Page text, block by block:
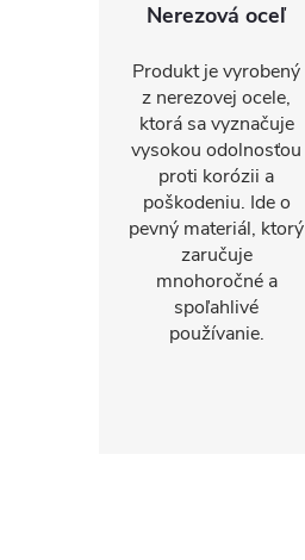
Nerezová oceľ
Produkt je vyrobený
z nerezovej ocele,
ktorá sa vyznačuje
vysokou odolnosťou
proti korózii a
poškodeniu. Ide o
pevný materiál, ktorý
zaručuje
mnohoročné a
spoľahlivé
používanie.